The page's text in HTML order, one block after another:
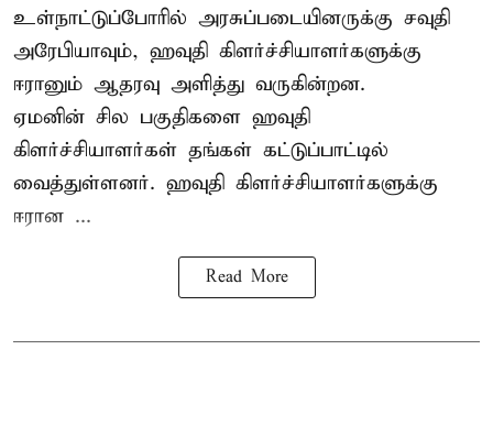
உள்நாட்டுப்போரில் அரசுப்படையினருக்கு சவுதி
அரேபியாவும், ஹவுதி கிளர்ச்சியாளர்களுக்கு
ஈரானும் ஆதரவு அளித்து வருகின்றன.
ஏமனின் சில பகுதிகளை ஹவுதி
கிளர்ச்சியாளர்கள் தங்கள் கட்டுப்பாட்டில்
வைத்துள்ளனர். ஹவுதி கிளர்ச்சியாளர்களுக்கு
ஈரான ...
Read More